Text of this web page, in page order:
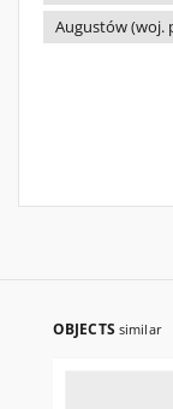
Augustów (woj.
OBJECTS similar